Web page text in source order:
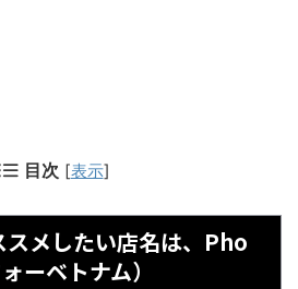
目次 [表示]
スメしたい店名は、Pho
ーベトナム）